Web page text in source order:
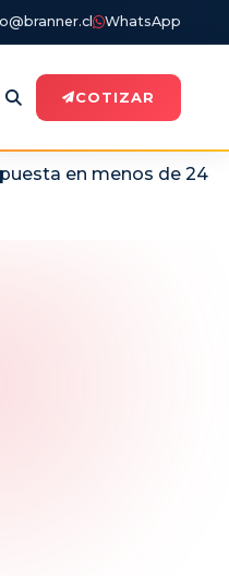
WhatsApp
COTIZAR
en menos de 24